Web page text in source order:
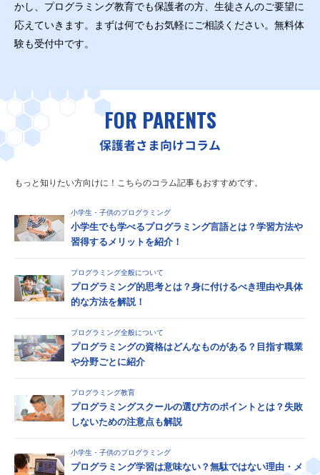
かし、プログラミング教育でも保護者の方、生徒さんのご要望に
応えていきます。まずは何でもお気軽にご相談ください。無料体
験も受付中です。
FOR PARENTS
保護者さま向けコラム
もっと知りたい方向けに！こちらのコラム記事もおすすめです。
小学生・子供のプログラミング
小学生でも学べるプログラミング言語とは？学習方法や
習得するメリットを紹介！
プログラミング全般について
プログラミング的思考とは？身に付けるべき理由や具体
的な方法を解説！
プログラミング全般について
プログラミングの資格はどんなものがある？目指す職業
や分野ごとに紹介
プログラミング教育
プログラミングスクールの選び方のポイントとは？失敗
しないための注意点も解説
小学生・子供のプログラミング
プログラミング学習は意味ない？無駄ではない理由・メ